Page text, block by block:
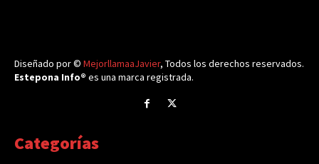
Diseñado por © MejorllamaaJavier, Todos los derechos reservados.
Estepona Info® es una marca registrada.
Categorías